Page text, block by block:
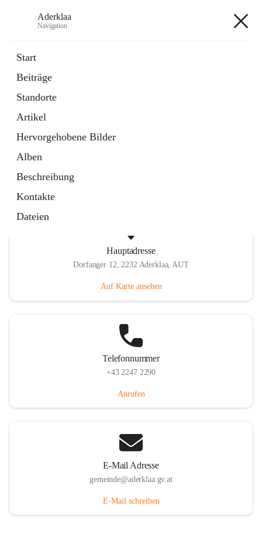
Aderklaa
Navigation
Start
Beiträge
Standorte
Artikel
Hervorgehobene Bilder
Alben
Beschreibung
Kontakte
Dateien
6 Schnellzugriffe
Gemeinde
3 Schnellzugriffe
Hauptadresse
Dorfanger 12, 2232 Aderklaa, AUT
Auf Karte ansehen
Telefonnummer
+43 2247 2290
Anrufen
E-Mail Adresse
gemeinde@aderklaa.gv.at
E-Mail schreiben